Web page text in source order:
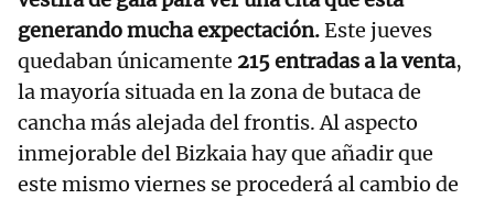
generando mucha expectación.Este jueves
quedaban únicamente 215 entradas a la venta,
la mayoría situada en la zona de butaca de
cancha más alejada del frontis. Al aspecto
inmejorable del Bizkaia hay que añadir que
este mismo viernes se procederá al cambio de